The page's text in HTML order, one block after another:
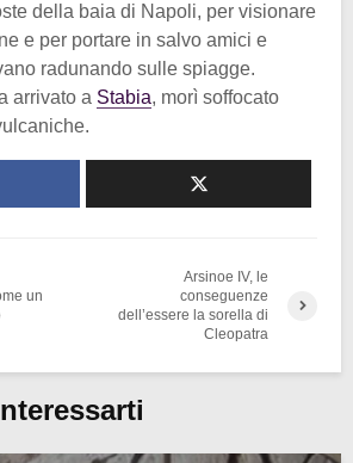
della baia di Napoli, per visionare
e per portare in salvo amici e
radunando sulle spiagge.
arrivato a Stabia, morì soffocato
un
Arsinoe IV, le
conseguenze
dell’essere la sorella di
Cleopatra